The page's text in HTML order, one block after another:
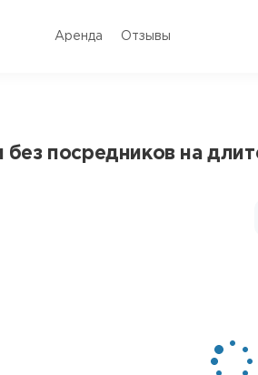
Аренда Отзывы
без посредников на